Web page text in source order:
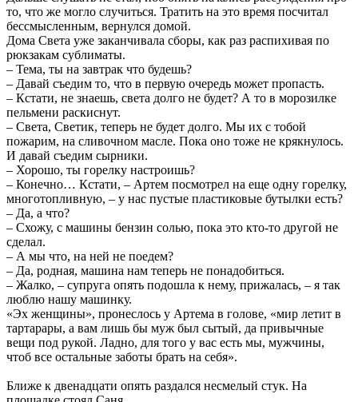
то, что же могло случиться. Тратить на это время посчитал
бессмысленным, вернулся домой.
Дома Света уже заканчивала сборы, как раз распихивая по
рюкзакам сублиматы.
– Тема, ты на завтрак что будешь?
– Давай съедим то, что в первую очередь может пропасть.
– Кстати, не знаешь, света долго не будет? А то в морозилке
пельмени раскиснут.
– Света, Светик, теперь не будет долго. Мы их с тобой
пожарим, на сливочном масле. Пока оно тоже не крякнулось.
И давай съедим сырники.
– Хорошо, ты горелку настроишь?
– Конечно… Кстати, – Артем посмотрел на еще одну горелку,
многотопливную, – у нас пустые пластиковые бутылки есть?
– Да, а что?
– Схожу, с машины бензин солью, пока это кто-то другой не
сделал.
– А мы что, на ней не поедем?
– Да, родная, машина нам теперь не понадобиться.
– Жалко, – супруга опять подошла к нему, прижалась, – я так
люблю нашу машинку.
«Эх женщины», пронеслось у Артема в голове, «мир летит в
тартарары, а вам лишь бы муж был сытый, да привычные
вещи под рукой. Ладно, для того у вас есть мы, мужчины,
чтоб все остальные заботы брать на себя».
Ближе к двенадцати опять раздался несмелый стук. На